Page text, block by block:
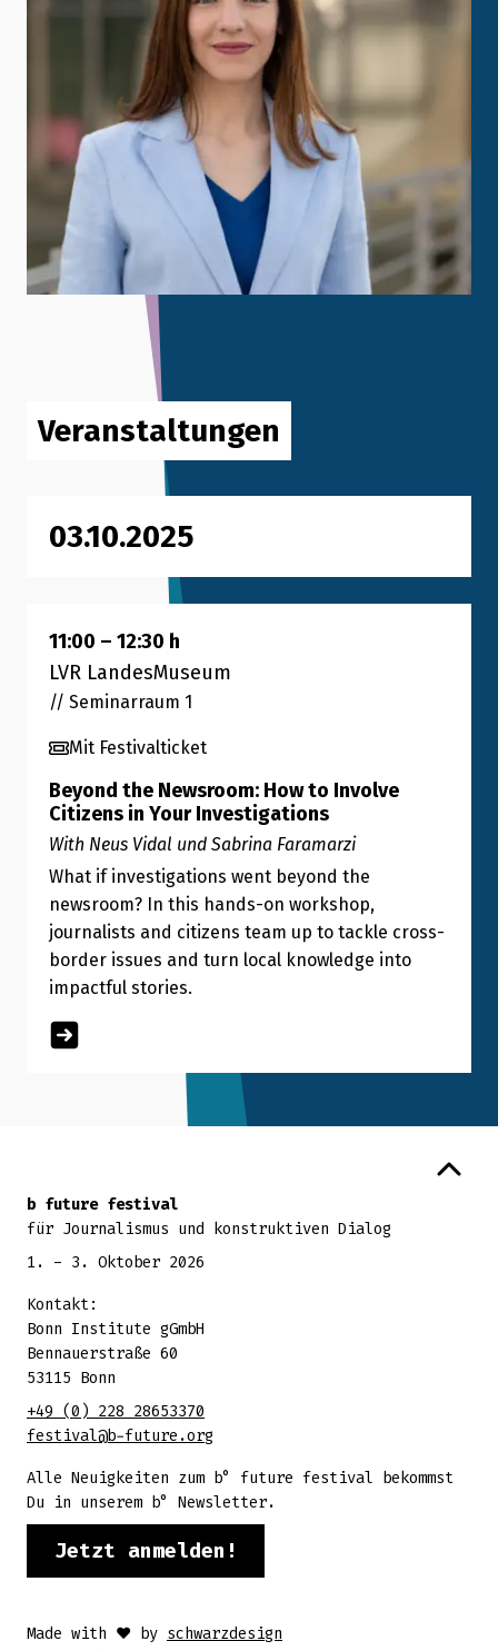
Veranstaltungen
03.10.2025
11:00 – 12:30 h
LVR LandesMuseum
// Seminarraum 1
Mit Festivalticket
Beyond the Newsroom: How to Involve
Citizens in Your Investigations
With Neus Vidal und Sabrina Faramarzi
What if investigations went beyond the
newsroom? In this hands-on workshop,
journalists and citizens team up to tackle cross-
border issues and turn local knowledge into
impactful stories.
b future festival
für Journalismus und konstruktiven Dialog
1. - 3. Oktober 2026
Kontakt:
Bonn Institute gGmbH
Bennauerstraße 60
53115 Bonn
+49 (0) 228 28653370
festival@b-future.org
Alle Neuigkeiten zum b° future festival bekommst
Du in unserem b° Newsletter.
Jetzt anmelden!
Made with ♥ by schwarzdesign